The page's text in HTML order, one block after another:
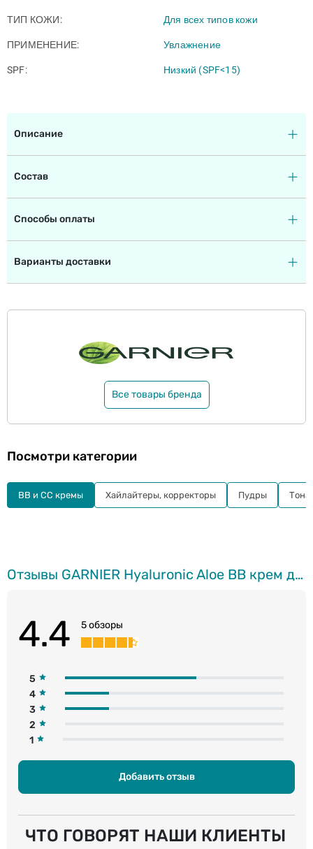
ТИП КОЖИ Для всех типов кожи
ПРИМЕНЕНИЕ Увлажнение
SPF Низкий (SPF<15)
Описание
Состав
Способы оплаты
Варианты доставки
Все товары бренда
Отзывы GARNIER Hyaluronic Aloe BB крем для всех типов кожи, 50мл
4.4 5 обзоры
5
4
3
2
1
Добавить отзыв
ЧТО ГОВОРЯТ НАШИ КЛИЕНТЫ
Посмотри категории
BB и СС кремы Хайлайтеры, корректоры Пудры